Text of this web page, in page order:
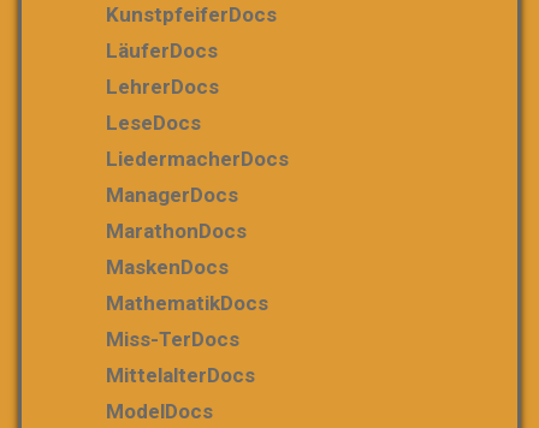
KunstpfeiferDocs
LäuferDocs
LehrerDocs
LeseDocs
LiedermacherDocs
ManagerDocs
MarathonDocs
MaskenDocs
MathematikDocs
Miss-TerDocs
MittelalterDocs
ModelDocs